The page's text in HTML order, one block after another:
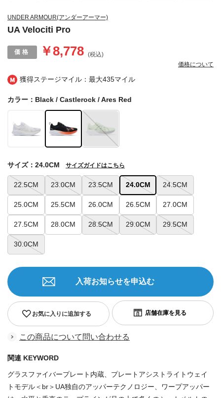
獲得ステージマイル：最大435マイル
UNDER ARMOUR(アンダーアーマー)
UA Velociti Pro
￥8,778 (税込)
価格について
カラー：Black / Castlerock / Ares Red
22.5CM 23.0CM 23.5CM 24.0CM 24.5CM
25.0CM 25.5CM 26.0CM 26.5CM 27.0CM
27.5CM 28.0CM 28.5CM 29.0CM 29.5CM
30.0CM
サイズ：24.0CM サイズガイドはこちら
お気に入りに追加する
入荷お知らせを申込む
この商品について問い合わせる
関連 KEYWORD
グラスファイバープレート内蔵、プレートアシストライトウェイ
トモデル＜br＞UA独自のアッパーテクノロジー、ワープアッパー